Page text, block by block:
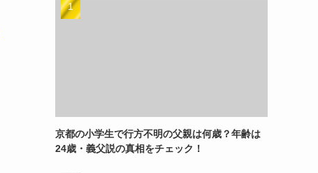
京都の小学生で行方不明の父親は何歳？年齢は
24歳・義父説の真相をチェック！